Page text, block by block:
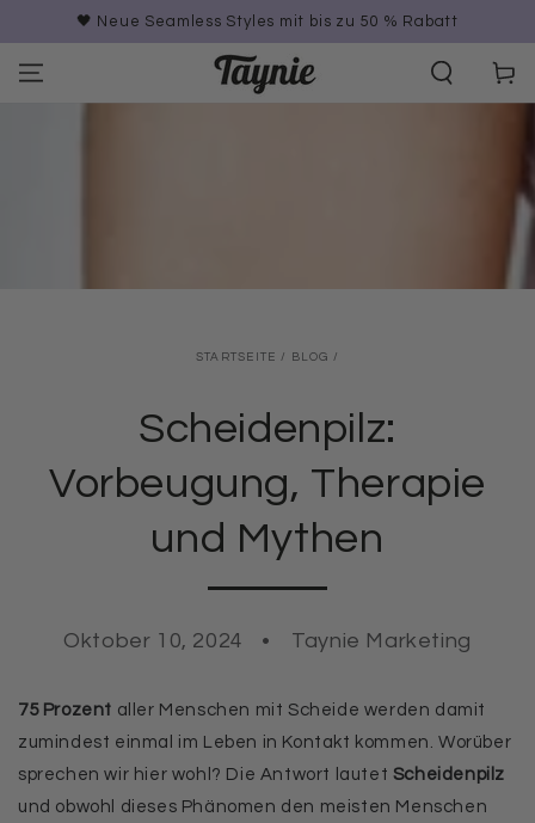
ZUM INHALT
SPRINGEN
🖤 Neue Seamless Styles mit bis zu 50 % Rabatt
STARTSEITE / BLOG /
Scheidenpilz:
Vorbeugung, Therapie
und Mythen
Oktober 10, 2024 Taynie Marketing
75 Prozent aller Menschen mit Scheide werden damit
zumindest einmal im Leben in Kontakt kommen. Worüber
sprechen wir hier wohl? Die Antwort lautet Scheidenpilz
und obwohl dieses Phänomen den meisten Menschen